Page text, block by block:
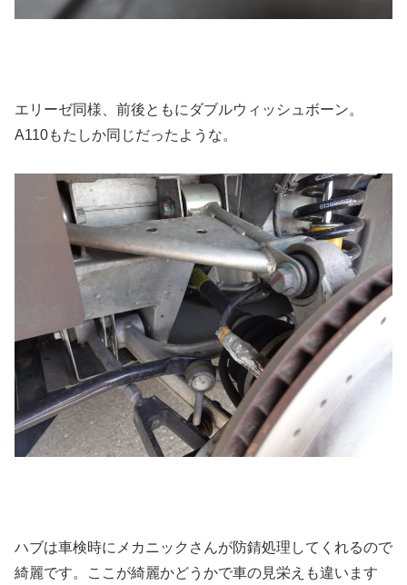
エリーゼ同様、前後ともにダブルウィッシュボーン。
A110もたしか同じだったような。
ハブは車検時にメカニックさんが防錆処理してくれるので
綺麗です。ここが綺麗かどうかで車の見栄えも違います